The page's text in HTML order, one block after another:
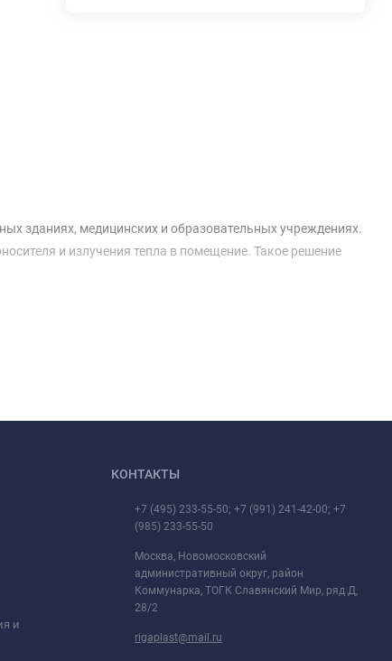
зданиях, медицинских и образовательных учреждениях.
и излучения тепла в помещение. Такое решение
и
КОНТАКТЫ
+7 (495) 233-55-50; +7 (991) 241-42-00; +7
(985) 233-55-50
Москва, Новомосковский
административный округ, район
Коммунарка, ТОГК Славянский Мир, ряд Д,
28/2
rigaplast@mail.ru